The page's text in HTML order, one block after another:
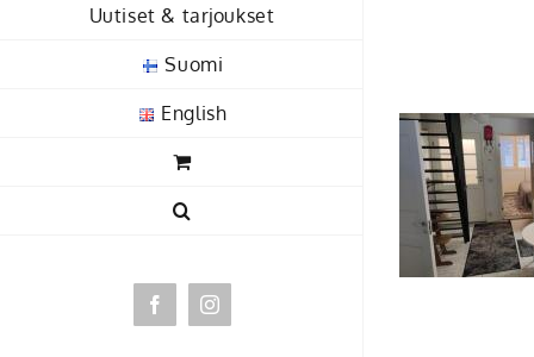
Uutiset & tarjoukset
Suomi
English
FacebookInstagram